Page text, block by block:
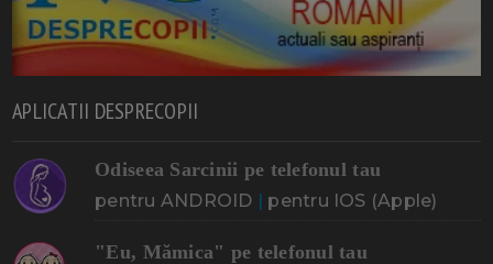
APLICATII DESPRECOPII
Odiseea Sarcinii pe telefonul tau
pentru ANDROID | pentru IOS (Apple)
"Eu, Mămica" pe telefonul tau